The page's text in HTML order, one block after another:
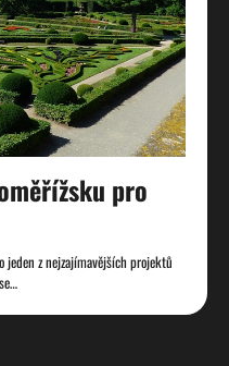
pro
jeden z nejzajímavějších projektů